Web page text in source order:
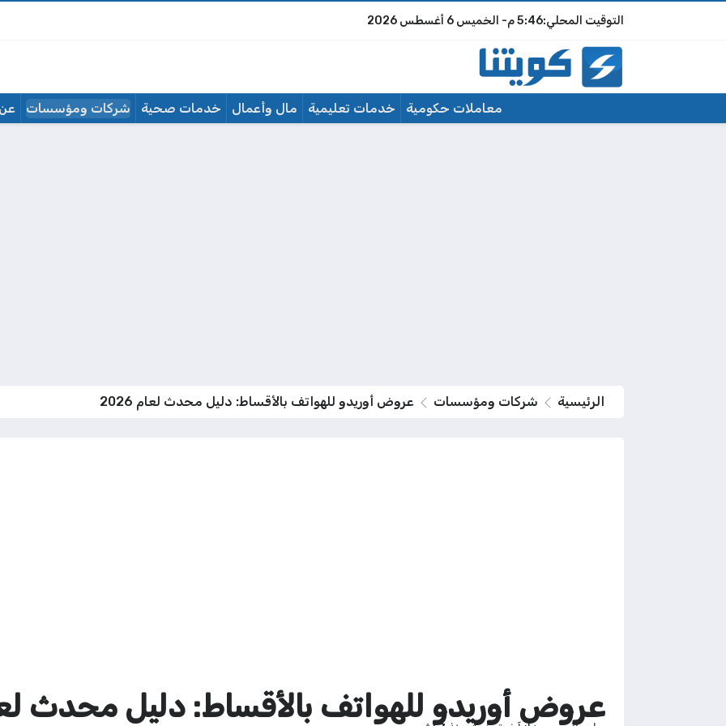
5:46 م الخميس 6 أغسطس 2026
معاملات حكومية خدمات تعليمية مال وأعمال خدمات صحية شركات ومؤسسات
الرئيسية شركات ومؤسسات عروض أوريدو للهواتف بالأقساط: دليل محدث لعام 2026
عروض أوريدو للهواتف بالأقساط: دليل محدث لعام